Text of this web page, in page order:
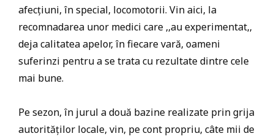
afecțiuni, în special, locomotorii. Vin aici, la
recomnadarea unor medici care ,,au experimentat,,
deja calitatea apelor, în fiecare vară, oameni
suferinzi pentru a se trata cu rezultate dintre cele
mai bune.
Pe sezon, în jurul a două bazine realizate prin grija
autorităților locale, vin, pe cont propriu, câte mii de